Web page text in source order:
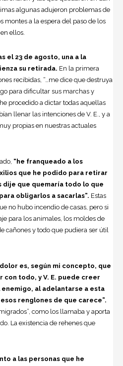
algunas adujeron problemas de
montes a la espera del paso de los
ellos.
el 23 de agosto, una a la
su retirada. En la primera
recibidas, “…me dice que destruya
para dificultar sus marchas y
procedido a dictar todas aquellas
llenar las intenciones de V. E., y a
propias en nuestras actuales
“he franqueado a los
que he podido para retirar
dije que quemaría todo lo que
obligarlos a sacarlas”. Estas
no hubo incendio de casas, pero si
para los animales, los moldes de
cañones y todo que pudiera ser útil
es, según mi concepto, que
con todo, y V. E. puede creer
enemigo, al adelantarse a esta
renglones de que carece”.
como los llamaba y aporta
La existencia de rehenes que
a las personas que he